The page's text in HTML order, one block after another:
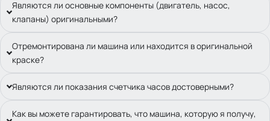
Являются ли основные компоненты (двигатель, насос,
клапаны) оригинальными?
Отремонтирована ли машина или находится в оригинальной
краске?
Являются ли показания счетчика часов достоверными?
Как вы можете гарантировать, что машина, которую я получу,